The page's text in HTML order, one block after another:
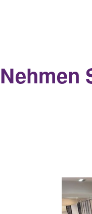
Nehmen